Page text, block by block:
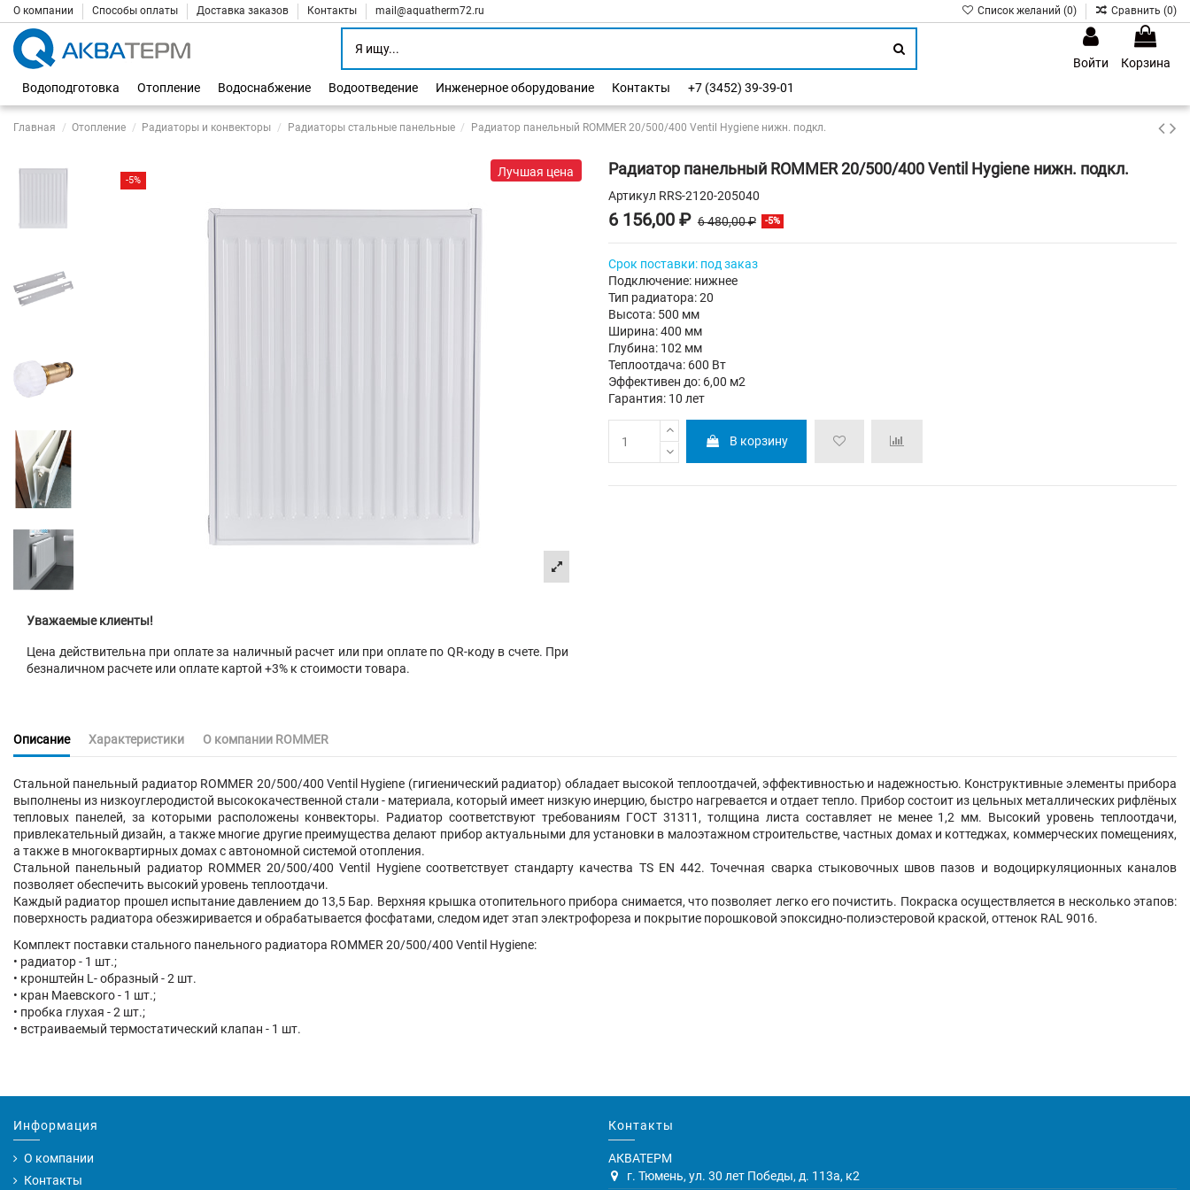
О компании Способы оплаты Доставка заказов Контакты mail@aquatherm72.ru Список желаний (0) Сравнить (0)
Войти
Корзина
Водоподготовка
Отопление Водоснабжение Водоотведение Инженерное оборудование Контакты +7 (3452) 39-39-01
Главная Отопление Радиаторы и конвекторы Радиаторы стальные панельные Радиатор панельный ROMMER 20/500/400 Ventil Hygiene нижн. подкл.
-5%
Лучшая цена
Уважаемые клиенты!
Цена действительна при оплате за наличный расчет или при оплате по QR-коду в счете. При
безналичном расчете или оплате картой +3% к стоимости товара.
Радиатор панельный ROMMER 20/500/400 Ventil Hygiene нижн. подкл.
Артикул RRS-2120-205040
6 156,00 ₽ 6 480,00 ₽ -5%
Срок поставки: под заказ
Подключение: нижнее
Тип радиатора: 20
Высота: 500 мм
Ширина: 400 мм
Глубина: 102 мм
Теплоотдача: 600 Вт
Эффективен до: 6,00 м2
Гарантия: 10 лет
В корзину
Описание Характеристики О компании ROMMER
Стальной панельный радиатор ROMMER 20/500/400 Ventil Hygiene (гигиенический радиатор) обладает высокой теплоотдачей, эффективностью и надежностью. Конструктивные элементы прибора
выполнены из низкоуглеродистой высококачественной стали - материала, который имеет низкую инерцию, быстро нагревается и отдает тепло. Прибор состоит из цельных металлических рифлёных
тепловых панелей, за которыми расположены конвекторы. Радиатор соответствуют требованиям ГОСТ 31311, толщина листа составляет не менее 1,2 мм. Высокий уровень теплоотдачи,
привлекательный дизайн, а также многие другие преимущества делают прибор актуальными для установки в малоэтажном строительстве, частных домах и коттеджах, коммерческих помещениях,
а также в многоквартирных домах с автономной системой отопления.
Стальной панельный радиатор ROMMER 20/500/400 Ventil Hygiene соответствует стандарту качества TS EN 442. Точечная сварка стыковочных швов пазов и водоциркуляционных каналов
позволяет обеспечить высокий уровень теплоотдачи.
Каждый радиатор прошел испытание давлением до 13,5 Бар. Верхняя крышка отопительного прибора снимается, что позволяет легко его почистить. Покраска осуществляется в несколько этапов:
поверхность радиатора обезжиривается и обрабатывается фосфатами, следом идет этап электрофореза и покрытие порошковой эпоксидно-полиэстеровой краской, оттенок RAL 9016.
Комплект поставки стального панельного радиатора ROMMER 20/500/400 Ventil Hygiene:
• радиатор - 1 шт.;
• кронштейн L- образный - 2 шт.
• кран Маевского - 1 шт.;
• пробка глухая - 2 шт.;
• встраиваемый термостатический клапан - 1 шт.
Информация
О компании
Контакты
Контакты
АКВАТЕРМ
г. Тюмень, ул. 30 лет Победы, д. 113а, к2